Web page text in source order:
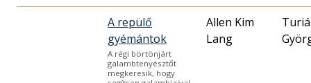
A repülő
gyémántok
A régi börtönjárt
galambtenyésztőt
megkeresik, hogy
Allen Kim
Lang